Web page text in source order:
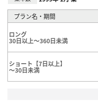
プラン名・期間
ロング
30日以上～360日未満
ショート【7日以上】
～30日未満